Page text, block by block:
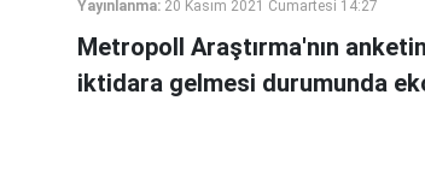
Yayınlanma: 20 Kasım 2021 Cumartesi 14:27
Metropoll Araştırma'nın
iktidara gelmesi durumunda